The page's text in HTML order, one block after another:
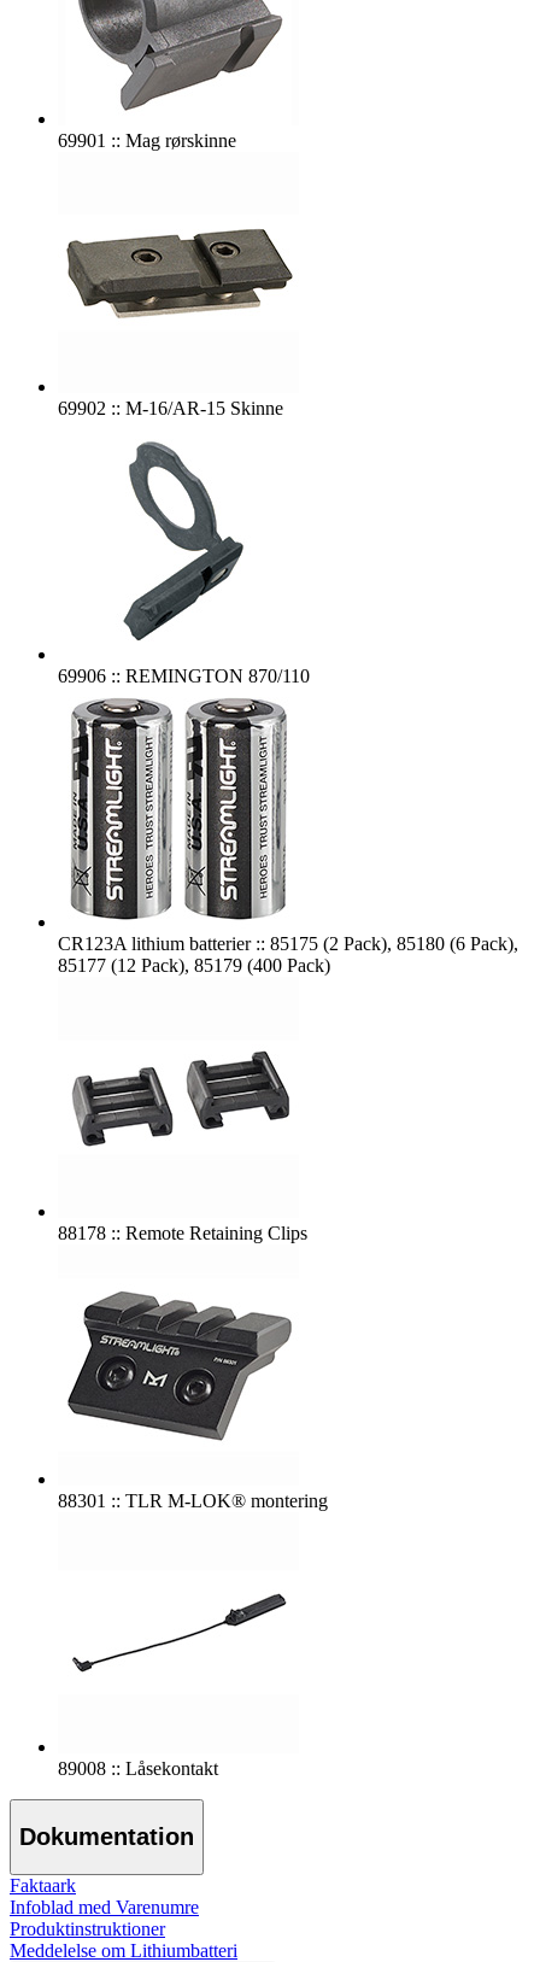
69901 :: Mag rørskinne
69902 :: M-16/AR-15 Skinne
69906 :: REMINGTON 870/110
CR123A lithium batterier :: 85175 (2 Pack), 85180 (6 Pack),
85177 (12 Pack), 85179 (400 Pack)
88178 :: Remote Retaining Clips
88301 :: TLR M-LOK® montering
89008 :: Låsekontakt
Dokumentation
Faktaark
Infoblad med Varenumre
Produktinstruktioner
Meddelelse om Lithiumbatteri